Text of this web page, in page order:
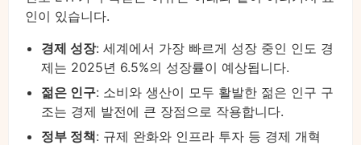
인이 있습니다.
경제 성장: 세계에서 가장 빠르게 성장 중인 인도 경
제는 2025년 6.5%의 성장률이 예상됩니다.
젊은 인구: 소비와 생산이 모두 활발한 젊은 인구 구
조는 경제 발전에 큰 장점으로 작용합니다.
정부 정책: 규제 완화와 인프라 투자 등 경제 개혁